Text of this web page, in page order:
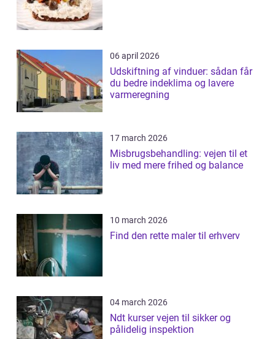
06 april 2026
Udskiftning af vinduer: sådan får
du bedre indeklima og lavere
varmeregning
17 march 2026
Misbrugsbehandling: vejen til et
liv med mere frihed og balance
10 march 2026
Find den rette maler til erhverv
04 march 2026
Ndt kurser vejen til sikker og
pålidelig inspektion